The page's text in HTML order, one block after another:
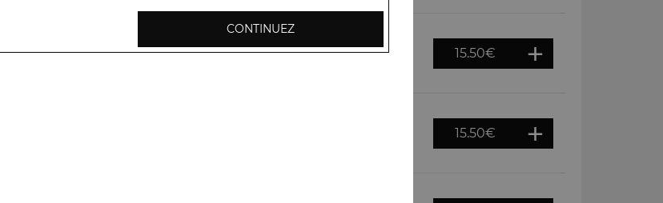
Morceaux de poulet désossés marinés et cuits au four tandoor puis servis
15.50€
15.50€
CONTINUEZ